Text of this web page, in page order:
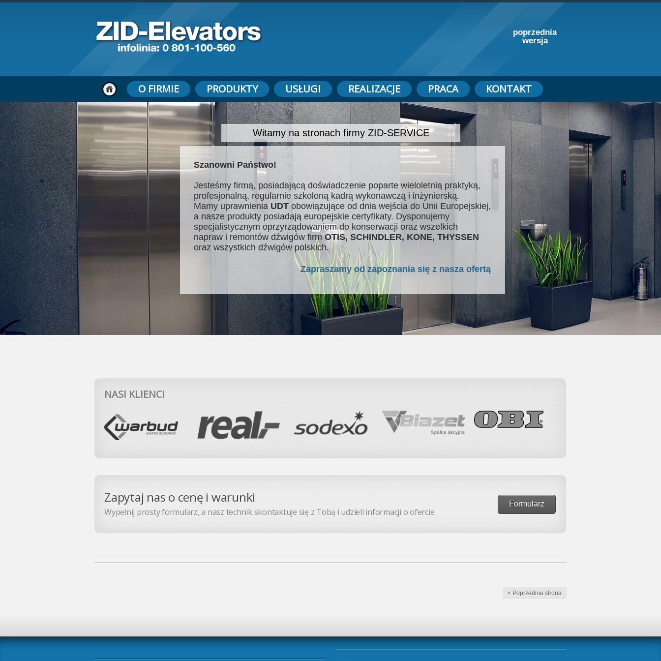
poprzednia
wersja
O FIRMIE PRODUKTY USŁUGI REALIZACJE PRACA KONTAKT
Witamy na stronach firmy ZID-SERVICE
Szanowni Państwo!
Jesteśmy firmą, posiadającą doświadczenie poparte wieloletnią praktyką,
profesjonalną, regularnie szkoloną kadrą wykonawczą i inżynierską.
Mamy uprawnienia UDT obowiązujące od dnia wejścia do Unii Europejskiej,
a nasze produkty posiadają europejskie certyfikaty. Dysponujemy
specjalistycznym oprzyrządowaniem do konserwacji oraz wszelkich
napraw i remontów dźwigów firmOTIS, SCHINDLER, KONE, THYSSEN
oraz wszystkich dźwigów polskich.
Zapraszamy od zapoznania się z nasza ofertą
NASI KLIENCI
Zapytaj nas o cenę i warunki
Wypełnij prosty formularz, a nasz technik skontaktuje się z Tobą i udzieli informacji o ofercie
Formularz
< Poprzednia strona